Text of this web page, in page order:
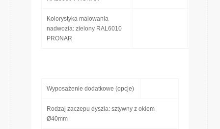
Kolorystyka malowania
nadwozia: zielony RAL6010
PRONAR
Wyposażenie dodatkowe (opcje)
Rodzaj zaczepu dyszla: sztywny z okiem
Ø40mm